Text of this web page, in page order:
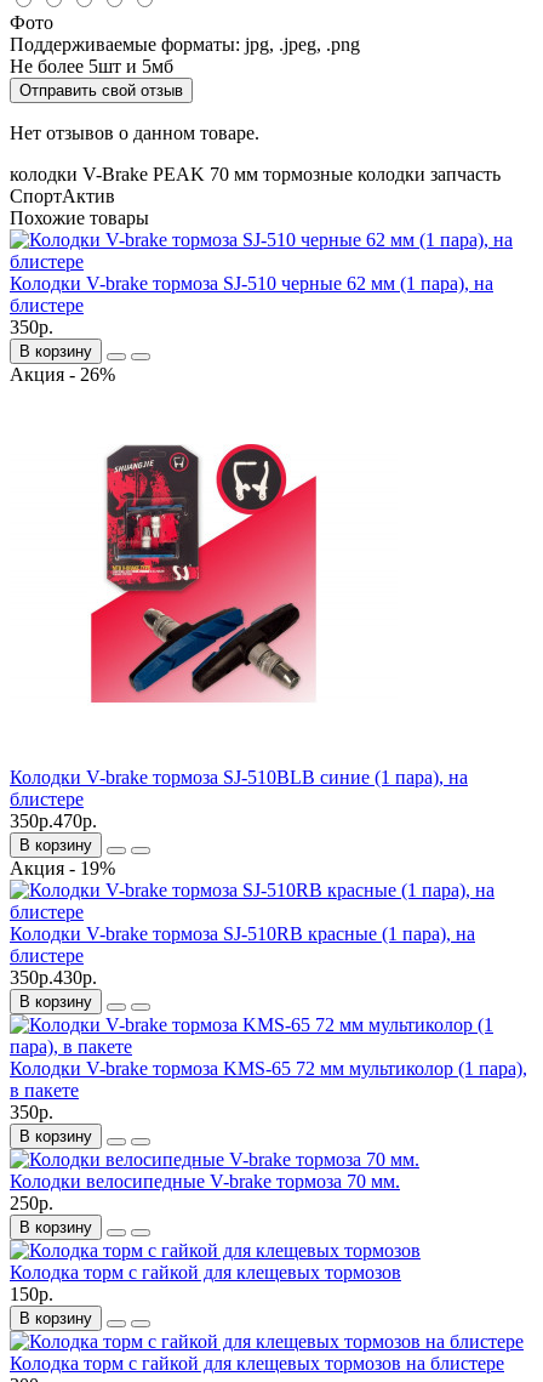
Фото
Поддерживаемые форматы: jpg, .jpeg, .png
Не более 5шт и 5мб
Отправить свой отзыв
Нет отзывов о данном товаре.
колодки V-Brake PEAK 70 мм тормозные колодки запчасть
СпортАктив
Похожие товары
Колодки V-brake тормоза SJ-510 черные 62 мм (1 пара), на
блистере
350р.
В корзину
Акция - 26%
Колодки V-brake тормоза SJ-510BLB синие (1 пара), на
блистере
350р.470р.
В корзину
Акция - 19%
Колодки V-brake тормоза SJ-510RB красные (1 пара), на
блистере
350р.430р.
В корзину
Колодки V-brake тормоза KMS-65 72 мм мультиколор (1 пара),
в пакете
350р.
В корзину
Колодки велосипедные V-brake тормоза 70 мм.
250р.
В корзину
Колодка торм с гайкой для клещевых тормозов
150р.
В корзину
Колодка торм с гайкой для клещевых тормозов на блистере